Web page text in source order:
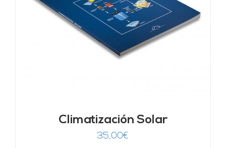
Climatización Solar
35,00€